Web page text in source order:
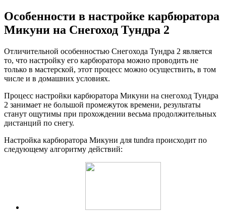
Особенности в настройке карбюратора
Микуни на Снегоход Тундра 2
Отличительной особенностью Снегохода Тундра 2 является
то, что настройку его карбюратора можно проводить не
только в мастерской, этот процесс можно осуществить, в том
числе и в домашних условиях.
Процесс настройки карбюратора Микуни на снегоход Тундра
2 занимает не большой промежуток времени, результаты
станут ощутимы при прохождении весьма продолжительных
дистанций по снегу.
Настройка карбюратора Микуни для tundra происходит по
следующему алгоритму действий: